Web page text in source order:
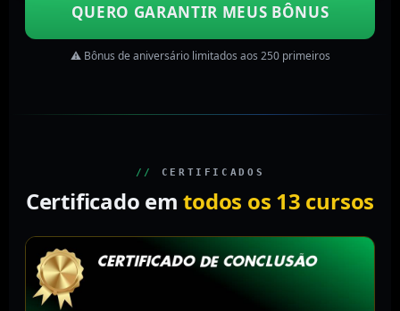
QUERO GARANTIR MEUS BÔNUS
⚠️ Bônus de aniversário limitados aos 250 primeiros
// CERTIFICADOS
Certificado emtodos os 13 cursos